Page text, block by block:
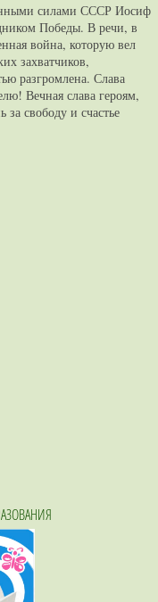
силами СССР Иосиф
Победы. В речи, в
война, которую вел
захватчиков,
разгромлена. Слава
Вечная слава героям,
свободу и счастье